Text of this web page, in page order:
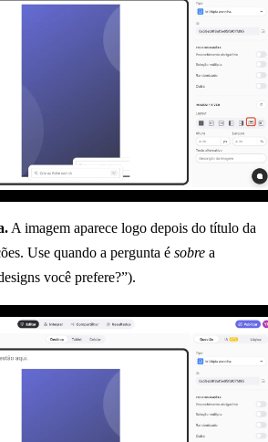
A imagem aparece logo depois do título da
Use quando a pergunta é sobre a
você prefere?”).